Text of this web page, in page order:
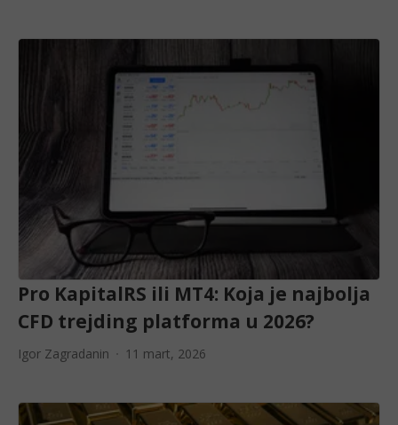
Pro KapitalRS ili MT4: Koja je najbolja
CFD trejding platforma u 2026?
Igor Zagradanin 11 mart, 2026